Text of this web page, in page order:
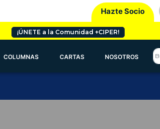
Hazte Socio
¡ÚNETE a la Comunidad +CIPER!
COLUMNAS CARTAS NOSOTROS